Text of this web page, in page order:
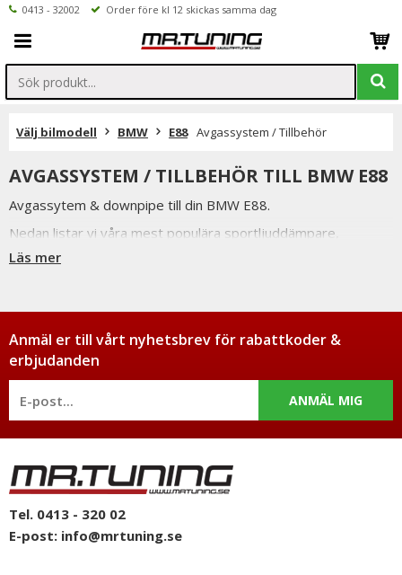
0413 - 32002 Order före kl 12 skickas samma dag
Välj bilmodell BMW E88 Avgassystem / Tillbehör
AVGASSYSTEM / TILLBEHÖR TILL BMW E88
Avgassytem & downpipe till din BMW E88.
Nedan listar vi våra mest populära sportljuddämpare,
sportavgassystem samt downpipe till BMW E88.
erbjuda en så god service som möjligt samt snabba
leveranser. Ordrar lagda före kl 12.00 skickas samma dag.
Läs mer
Anmäl er till vårt nyhetsbrev för rabattkoder &
erbjudanden
ANMÄL MIG
Tel. 0413 - 320 02
E-post: info@mrtuning.se